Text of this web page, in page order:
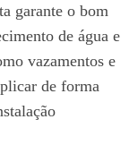
garante o bom
de água e
vazamentos e
de forma